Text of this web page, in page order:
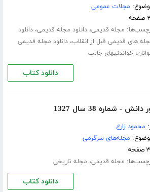
مجلات عمومی
مجله قدیمی،دانلود مجله قدیمی،دانلود
های قدیمی قبل از انقلاب،دانلود مجله قدیمی
، خواندنیهای جالب
دانلود کتاب
شماره 38 سال 1327
محمود زارع
مجله‌های سرگرمی
مجله قدیمی، مجله تاریخی
دانلود کتاب